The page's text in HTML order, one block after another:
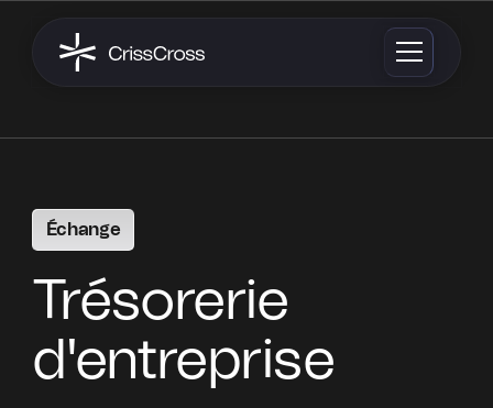
Échange
Trésorerie
d'entreprise